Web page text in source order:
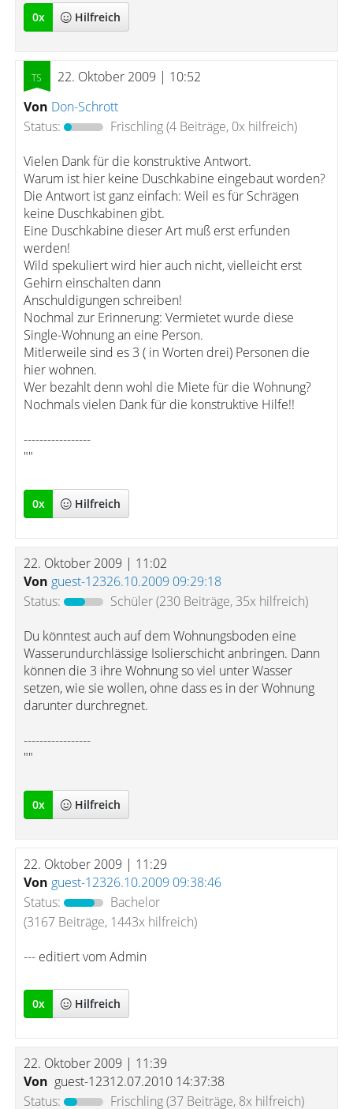
0x Hilfreich
22. Oktober 2009 | 10:52
Von Don-Schrott
Status:
Frischling(4 Beiträge, 0x hilfreich)
Vielen Dank für die konstruktive Antwort.
Warum ist hier keine Duschkabine eingebaut worden?
Die Antwort ist ganz einfach: Weil es für Schrägen
keine Duschkabinen gibt.
Eine Duschkabine dieser Art muß erst erfunden
werden!
Wild spekuliert wird hier auch nicht, vielleicht erst
Gehirn einschalten dann
Anschuldigungen schreiben!
Nochmal zur Erinnerung: Vermietet wurde diese
Single-Wohnung an eine Person.
Mitlerweile sind es 3 ( in Worten drei) Personen die
hier wohnen.
Wer bezahlt denn wohl die Miete für die Wohnung?
Nochmals vielen Dank für die konstruktive Hilfe!!
-----------------
""
0x Hilfreich
22. Oktober 2009 | 11:02
Von guest-12326.10.2009 09:29:18
Status:
Schüler(230 Beiträge, 35x hilfreich)
Du könntest auch auf dem Wohnungsboden eine
Wasserundurchlässige Isolierschicht anbringen. Dann
können die 3 ihre Wohnung so viel unter Wasser
setzen, wie sie wollen, ohne dass es in der Wohnung
darunter durchregnet.
-----------------
""
0x Hilfreich
22. Oktober 2009 | 11:29
Von guest-12326.10.2009 09:38:46
Status:
Bachelor
(3167 Beiträge, 1443x hilfreich)
--- editiert vom Admin
0x Hilfreich
22. Oktober 2009 | 11:39
Von guest-12312.07.2010 14:37:38
Status:
Frischling(37 Beiträge, 8x hilfreich)